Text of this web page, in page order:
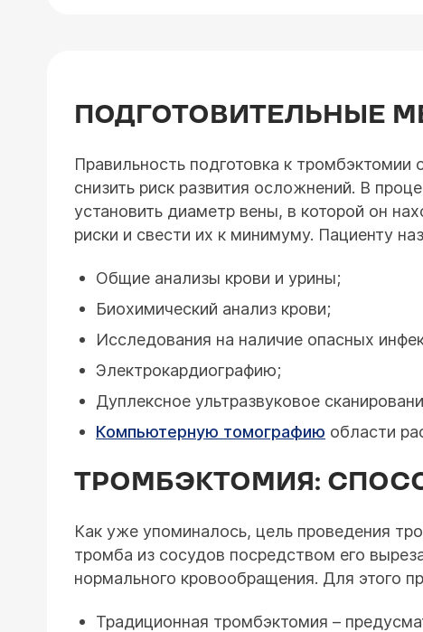
ПОДГОТОВИТЕЛЬНЫЕ
Правильность подготовка к
снизить риск развития осложнений. В
установить диаметр вены, в которой он
риски и свести их к минимуму. Пациенту
Общие анализы крови и урины;
Биохимический анализ крови;
Исследования на наличие опасных
Электрокардиографию;
Дуплексное ультразвуковое
Компьютерную томографию области
ТРОМБЭКТОМИЯ:
Как уже упоминалось, цель проведения
тромба из сосудов посредством его
нормального кровообращения. Для этого
Традиционная тромбэктомия –